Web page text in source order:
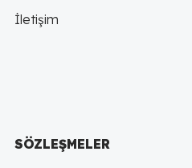
İletişim
SÖZLEŞMELER